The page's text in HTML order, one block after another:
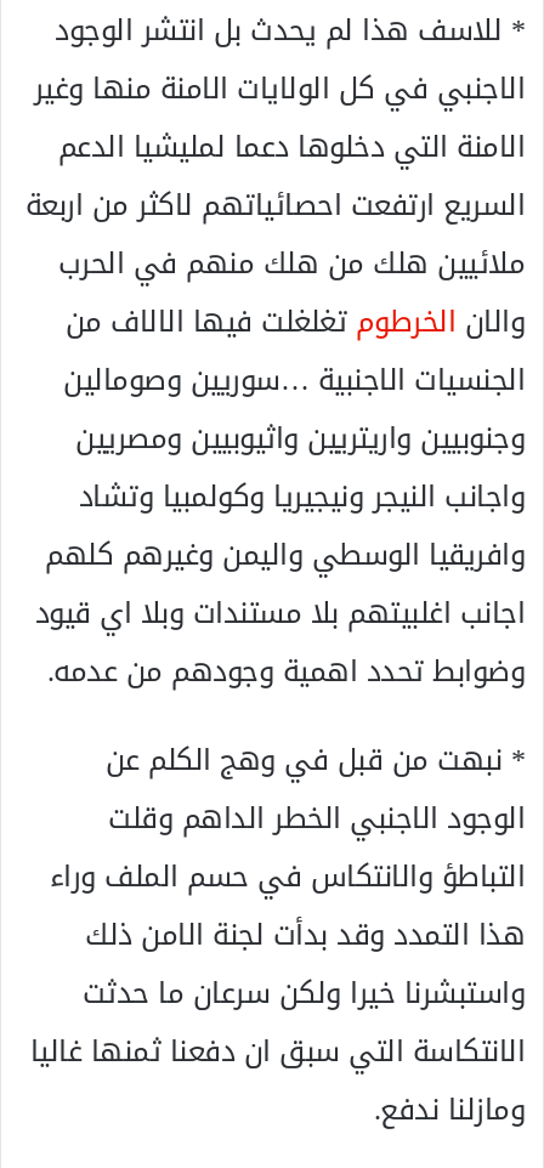
* للاسف هذا لم يحدث بل انتشر الوجود
الاجنبي في كل الولايات الامنة منها وغير
الامنة التي دخلوها دعما لمليشيا الدعم
السريع ارتفعت احصائياتهم لاكثر من اربعة
ملائيين هلك من هلك منهم في الحرب
والان الخرطومتغلغلت فيها الالاف من
الجنسيات الاجنبية …سوريين وصومالين
وجنوبيين واريتريين واثيوبيين ومصريين
واجانب النيجر ونيجيريا وكولمبيا وتشاد
وافريقيا الوسطي واليمن وغيرهم كلهم
اجانب اغلبيتهم بلا مستندات وبلا اي قيود
وضوابط تحدد اهمية وجودهم من عدمه.
* نبهت من قبل في وهج الكلم عن
الوجود الاجنبي الخطر الداهم وقلت
التباطؤ والانتكاس في حسم الملف وراء
هذا التمدد وقد بدأت لجنة الامن ذلك
واستبشرنا خيرا ولكن سرعان ما حدثت
الانتكاسة التي سبق ان دفعنا ثمنها غاليا
ومازلنا ندفع.